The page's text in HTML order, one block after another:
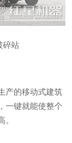
碎站
产的移动式建筑
一键就能使整个
。